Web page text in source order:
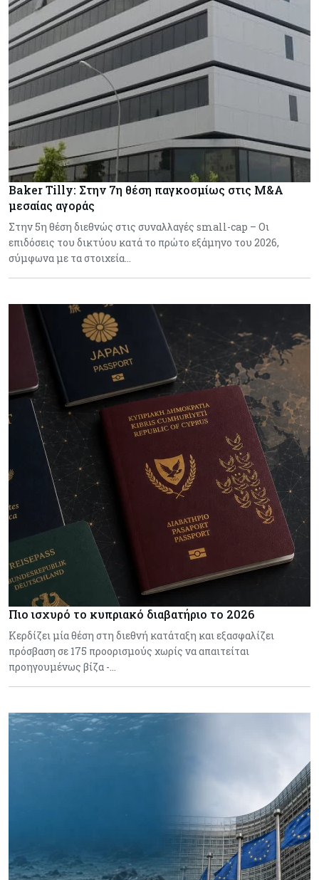
Baker Tilly: Στην 7η θέση παγκοσμίως στις M&A
μεσαίας αγοράς
Στην 5η θέση διεθνώς στις συναλλαγές small-cap – Οι
επιδόσεις του δικτύου κατά το πρώτο εξάμηνο του 2026,
σύμφωνα με τα στοιχεία…
Πιο ισχυρό το κυπριακό διαβατήριο το 2026
Κερδίζει μία θέση στη διεθνή κατάταξη και εξασφαλίζει
πρόσβαση σε 175 προορισμούς χωρίς να απαιτείται
προηγουμένως βίζα -…